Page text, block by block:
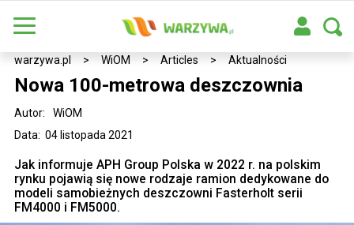
warzywa.pl > WiOM > Articles > Aktualności
Nowa 100-metrowa deszczownia
Data: 04 listopada 2021
Autor: WiOM
Jak informuje APH Group Polska w 2022 r. na polskim
rynku pojawią się nowe rodzaje ramion dedykowane do
modeli samobieżnych deszczowni Fasterholt serii
FM4000 i FM5000.